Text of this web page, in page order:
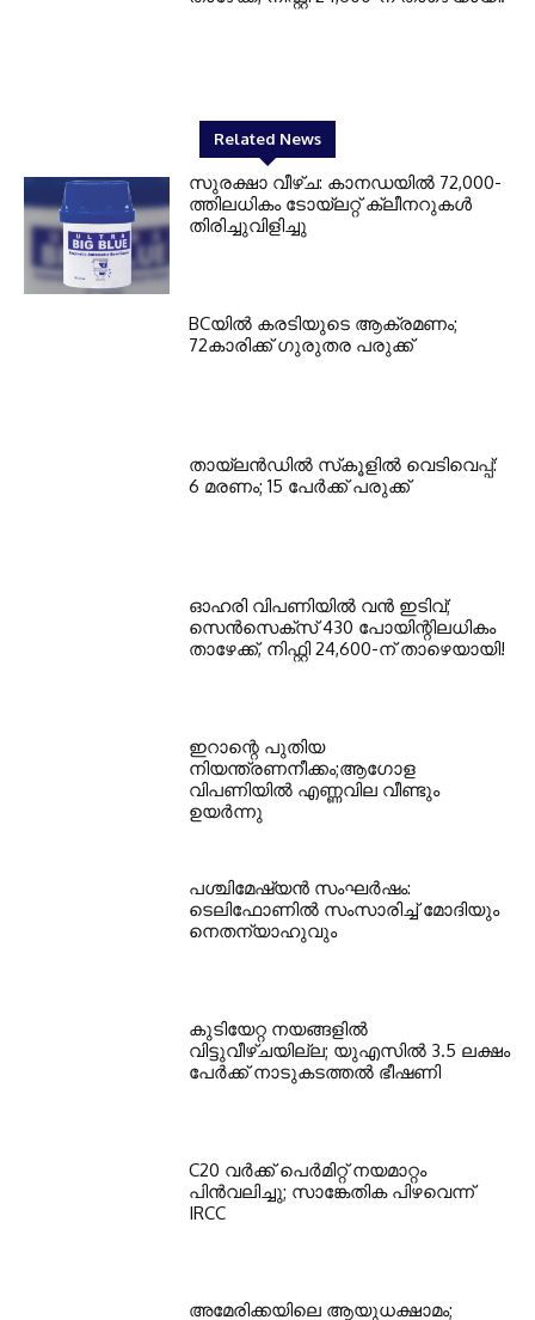
Related News
സുരക്ഷാ വീഴ്ച: കാനഡയില്‍ 72,000-
ത്തിലധികം ടോയ്ലറ്റ് ക്ലീനറുകള്‍
തിരിച്ചുവിളിച്ചു
BCയില്‍ കരടിയുടെ ആക്രമണം;
72കാരിക്ക് ഗുരുതര പരുക്ക്
തായ്‌ലന്‍ഡില്‍ സ്‌കൂളില്‍ വെടിവെപ്പ്:
6 മരണം; 15 പേര്‍ക്ക് പരുക്ക്
ഓഹരി വിപണിയില്‍ വന്‍ ഇടിവ്;
സെന്‍സെക്‌സ് 430 പോയിന്റിലധികം
താഴേക്ക്, നിഫ്റ്റി 24,600-ന് താഴെയായി!
ഇറാന്റെ പുതിയ
നിയന്ത്രണനീക്കം;ആഗോള
വിപണിയിൽ എണ്ണവില വീണ്ടും
ഉയർന്നു
പശ്ചിമേഷ്യന്‍ സംഘര്‍ഷം:
ടെലിഫോണില്‍ സംസാരിച്ച് മോദിയും
നെതന്യാഹുവും
കുടിയേറ്റ നയങ്ങളില്‍
വിട്ടുവീഴ്ചയില്ല; യുഎസില്‍ 3.5 ലക്ഷം
പേര്‍ക്ക് നാടുകടത്തല്‍ ഭീഷണി
C20 വര്‍ക്ക് പെര്‍മിറ്റ് നയമാറ്റം
പിന്‍വലിച്ചു; സാങ്കേതിക പിഴവെന്ന്
IRCC
അമേരിക്കയിലെ ആയുധക്ഷാമം;